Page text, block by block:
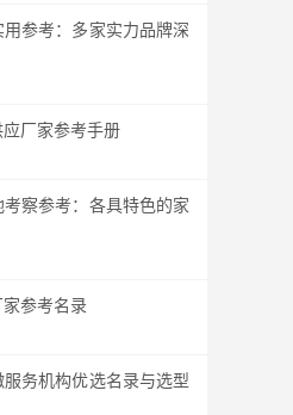
参考：多家实力品牌深
厂家参考手册
察参考：各具特色的家
参考名录
务机构优选名录与选型